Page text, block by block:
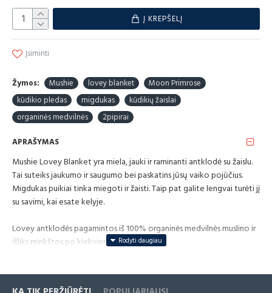
Į KREPŠELĮ
Įsiminti
Žymos: Mushie lovey blanket
Moon Primrose
kūdikio pledas
migdukas
kūdikių žaislai
organinės medvilnės
2pipirai
APRAŠYMAS
Mushie Lovey Blanket yra miela, jauki ir raminanti antklodė su žaislu.
Tai suteiks jaukumo ir saugumo bei paskatins jūsų vaiko pojūčius.
Migdukas puikiai tinka miegoti ir žaisti. Taip pat galite lengvai turėti jį
su savimi, kai esate kelyje.
Lovey antklodės pagamintos iš 100% organinės medvilnės muslino ir
išliks minkštos po kiekvieno plovimo.
„Mushie Lovey“ antklodės detalės: